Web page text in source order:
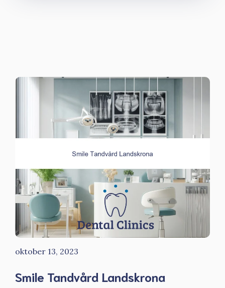
oktober 13, 2023
Smile Tandvård Landskrona